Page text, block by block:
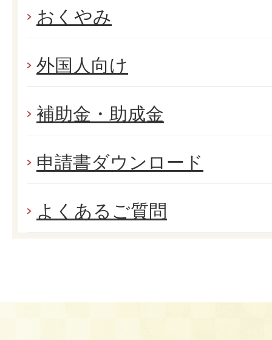
おくやみ
外国人向け
補助金・助成金
申請書ダウンロード
よくあるご質問